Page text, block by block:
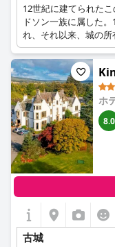
12世紀に建てられた
ドソン一族に属した
れ、それ以来、城の
の名前が残っている
の城は病院として使わ
用された。1996年、
議場に生まれ変わった
ホ
8.0
古城